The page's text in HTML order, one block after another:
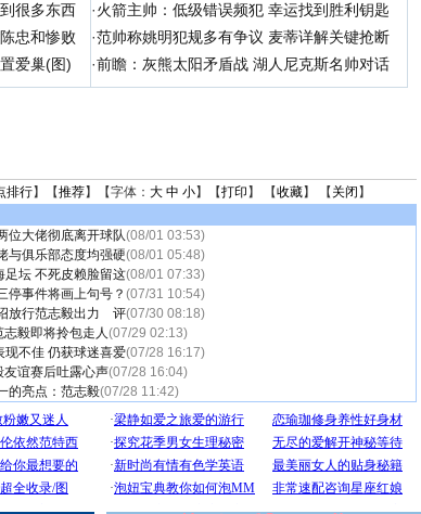
很多东西
忠和惨败
爱巢(图)
·火箭主帅：低级错误频犯 幸运找到胜利钥匙
·范帅称姚明犯规多有争议 麦蒂详解关键抢断
·前瞻：灰熊太阳矛盾战 湖人尼克斯名帅对话
排行】【推荐】【字体： 大 中 小】【打印 】 【收藏】 【 关闭 】
位大佬彻底离开球队(08/01 03:53)
与俱乐部态度均强硬(08/01 05:48)
坛 不死皮赖脸留这(08/01 07:33)
停事件将画上句号？ (07/31 10:54)
放行范志毅出力
评(07/30 08:18)
志毅即将拎包走人(07/29 02:13)
不佳 仍获球迷喜爱(07/28 16:17)
友谊赛后吐露心声(07/28 16:04)
的亮点：范志毅(07/28 11:42)